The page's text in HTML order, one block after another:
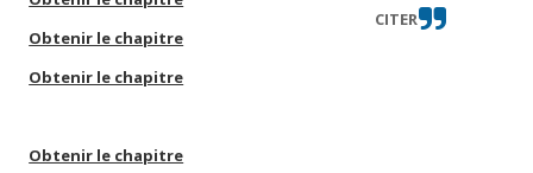
Obtenir le chapitre
Obtenir le chapitre
Obtenir le chapitre
CITER